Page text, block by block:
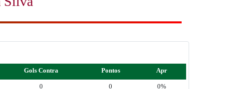
Gols Contra Pontos Apr
0 0
0%